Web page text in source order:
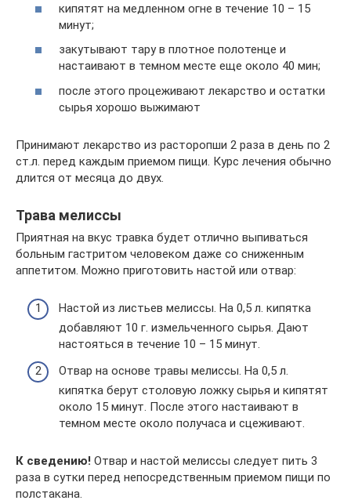
кипятят на медленном огне в течение 10 – 15
минут;
закутывают тару в плотное полотенце и
настаивают в темном месте еще около 40 мин;
после этого процеживают лекарство и остатки
сырья хорошо выжимают
Принимают лекарство из расторопши 2 раза в день по 2
ст.л. перед каждым приемом пищи. Курс лечения обычно
длится от месяца до двух.
Трава мелиссы
Приятная на вкус травка будет отлично выпиваться
больным гастритом человеком даже со сниженным
аппетитом. Можно приготовить настой или отвар:
Настой из листьев мелиссы. На 0,5 л. кипятка
добавляют 10 г. измельченного сырья. Дают
настояться в течение 10 – 15 минут.
Отвар на основе травы мелиссы. На 0,5 л.
кипятка берут столовую ложку сырья и кипятят
около 15 минут. После этого настаивают в
темном месте около получаса и сцеживают.
К сведению! Отвар и настой мелиссы следует пить 3
раза в сутки перед непосредственным приемом пищи по
полстакана.